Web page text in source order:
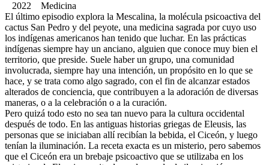
2022 Medicina
El último episodio explora la Mescalina, la molécula psicoactiva del
cactus San Pedro y del peyote, una medicina sagrada por cuyo uso
los indígenas americanos han tenido que luchar. En las prácticas
indígenas siempre hay un anciano, alguien que conoce muy bien el
territorio, que preside. Suele haber un grupo, una comunidad
involucrada, siempre hay una intención, un propósito en lo que se
hace, y se trata como algo sagrado, con el fin de alcanzar estados
alterados de conciencia, que contribuyen a la adoración de diversas
maneras, o a la celebración o a la curación.
Pero quizá todo esto no sea tan nuevo para la cultura occidental
después de todo. En las antiguas historias griegas de Eleusis, las
personas que se iniciaban allí recibían la bebida, el Ciceón, y luego
tenían la iluminación. La receta exacta es un misterio, pero sabemos
que el Ciceón era un brebaje psicoactivo que se utilizaba en los